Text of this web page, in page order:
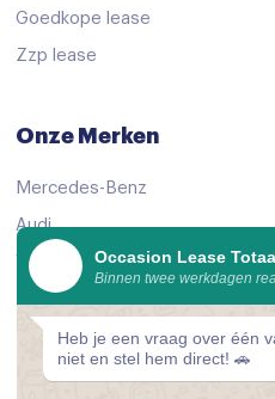
Bluetooth
centrale vergrendeling
electronic climate control
extra getint glas achter
lendesteun(en) verstelbaar
stuur leder
stuur multifunctioneel
Goedkope lease
Zzp lease
Onze Merken
Mercedes-Benz
Audi
Volkswagen
Peugeot
Bekijk alle merken
Occasion Lease
Binnen twee werkdagen
Heb je een vraag over één
niet en stel hem direct! 🚗